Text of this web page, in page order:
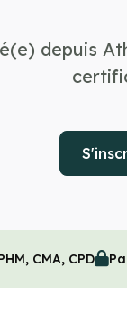
depuis
CMA, CPD